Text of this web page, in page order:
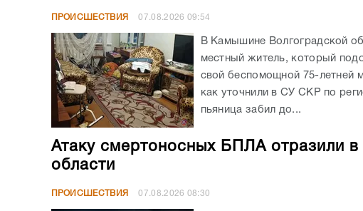
ПРОИСШЕСТВИЯ 07.08.2026 09:54
В Камышине Волгоградской
местный житель, который
свой беспомощной 75-летней
как уточнили в СУ СКР по
пьяница забил до...
Атаку смертоносных БПЛА отразили в
области
ПРОИСШЕСТВИЯ 07.08.2026 08:30